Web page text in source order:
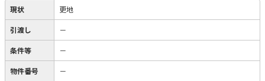
現状 更地
引渡し －
条件等 －
物件番号 －